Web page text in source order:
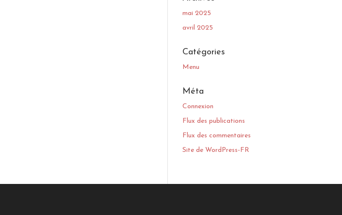
mai 2025
avril 2025
Catégories
Menu
Méta
Connexion
Flux des publications
Flux des commentaires
Site de WordPress-FR